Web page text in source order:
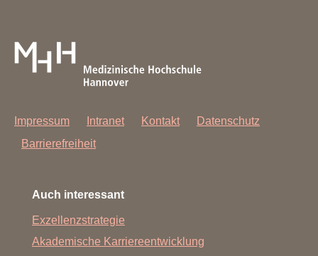
Impressum Intranet Kontakt
Datenschutz
Barrierefreiheit
Auch interessant
Exzellenzstrategie
Akademische Karriereentwicklung